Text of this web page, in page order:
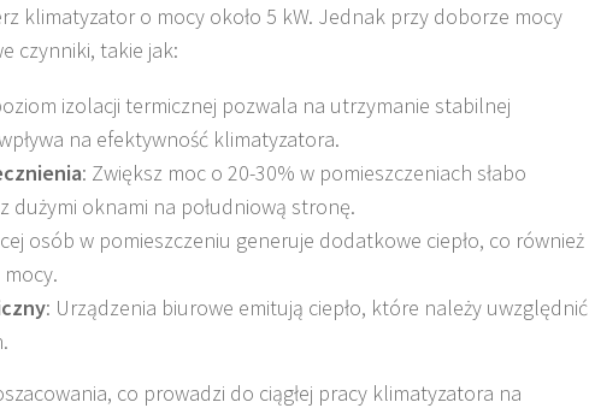
klimatyzator o mocy około 5 kW. Jednak przy doborze mocy
czynniki, takie jak:
izolacji termicznej pozwala na utrzymanie stabilnej
na efektywność klimatyzatora.
: Zwiększ moc o 20-30% w pomieszczeniach słabo
dużymi oknami na południową stronę.
osób w pomieszczeniu generuje dodatkowe ciepło, co również
: Urządzenia biurowe emitują ciepło, które należy uwzględnić
co prowadzi do ciągłej pracy klimatyzatora na